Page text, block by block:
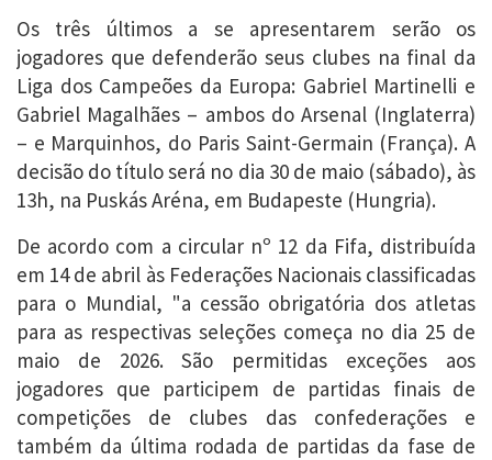
Os três últimos a se apresentarem serão os
jogadores que defenderão seus clubes na final da
Liga dos Campeões da Europa: Gabriel Martinelli e
Gabriel Magalhães – ambos do Arsenal (Inglaterra)
– e Marquinhos, do Paris Saint-Germain (França). A
decisão do título será no dia 30 de maio (sábado), às
13h, na Puskás Aréna, em Budapeste (Hungria).
De acordo com a circular nº 12 da Fifa, distribuída
em 14 de abril às Federações Nacionais classificadas
para o Mundial, "a cessão obrigatória dos atletas
para as respectivas seleções começa no dia 25 de
maio de 2026. São permitidas exceções aos
jogadores que participem de partidas finais de
competições de clubes das confederações e
também da última rodada de partidas da fase de